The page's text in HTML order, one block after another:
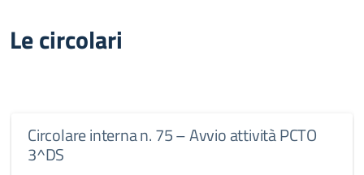
Le circolari
Circolare interna n. 75 – Avvio attività PCTO
3^DS